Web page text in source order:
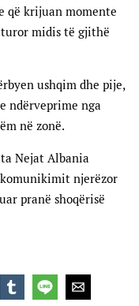
që krijuan momente
midis të gjithë
ushqim dhe pije,
ndërveprime nga
në zonë.
Nejat Albania
njerëzor
pranë shoqërisë